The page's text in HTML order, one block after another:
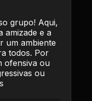
grupo! Aqui,
amizade e a
um ambiente
todos. Por
ofensiva ou
ou